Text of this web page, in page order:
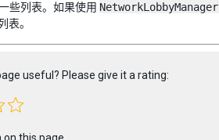
些列表。如果使用 NetworkLobbyManager
表。
useful? Please give it a rating: